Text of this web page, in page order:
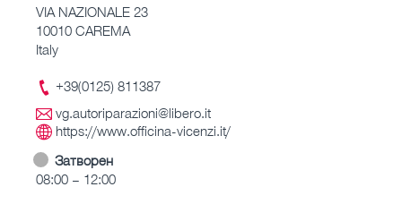
VIA NAZIONALE 23
10010 CAREMA
Italy
+39(0125) 811387
vg.autoriparazioni@libero.it
https://www.officina-vicenzi.it/
Затворен
08:00 – 12:00